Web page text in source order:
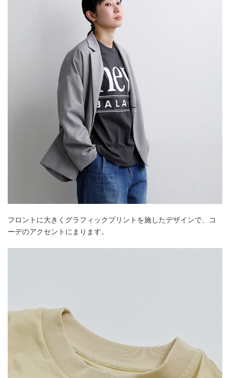
フロントに大きくグラフィックプリントを施したデザインで、コ
ーデのアクセントにまります。